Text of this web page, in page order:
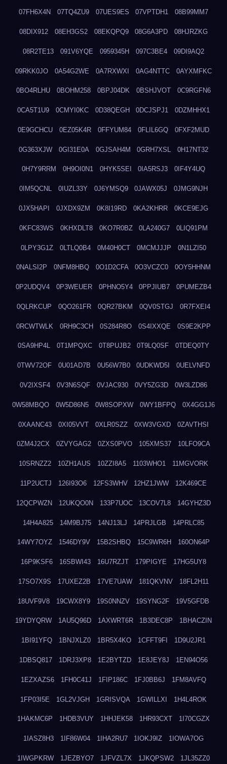
07FH6X4N 07TQ4ZU9 07UES9ES 07VPTDH1 08B99MM7
08DIX912 08EH3GS2 08EKQPQ9 08G6A3PD 08HJRZKG
08R2TE13 091V6YQE 0959345H 097C3BE4 09DI9AQ2
09RKK0JO 0A54G2WE 0A7RXWXI 0AG4NTTC 0AYXMFKC
0BO4RLHU 0BOHM258 0BPJ04DK 0BSHJVOT 0C9RGFN6
0CA5T1U9 0CMYI0KC 0D38QEGH 0DCJSPJ1 0DZMHHX1
0E9GCHCU 0EZ05K4R 0FFYUM84 0FLIL6GQ 0FXF2MUD
0G363XJW 0GI31E0A 0GJSAH4M 0GRH7XSL 0H17NT32
0H7Y9RRM 0H9OI0N1 0HYK5SEI 0IA5RSJ3 0IF4Y4UQ
0IM5QCNL 0IUZL33Y 0J6YMSQ9 0JAWX05J 0JMG9NJH
0JX5HAPI 0JXDX9ZM 0K8I19RD 0KA2KHRR 0KCE9EJG
0KFC83WS 0KHXDLT8 0KO7R0BZ 0LA240G7 0LIQ91PM
0LPY3G1Z 0LTLQ0B4 0M40H0CT 0MCMJJJP 0N1LZI50
0NALSI2P 0NFM8HBQ 0O1D2CFA 0O3VCZC0 0OY5HHNM
0P2UDQV4 0P3WEUER 0PHNO5Y4 0PPJIUB7 0PUMEZB4
0QLRKCUP 0QO261FR 0QR27BKM 0QV0STGJ 0R7FXEI4
0RCWTWLK 0RH9C3CH 0S284R8O 0S4IXXQE 0S9E2KPP
0SA9HP4L 0T1MPQXC 0T8PUJB2 0T9LQ0SF 0TDEQ0TY
0TWV72OF 0U01AD7B 0U56W7B0 0UDKWD5I 0UELVNFD
0V2IXSF4 0V3N6SQF 0VJAC930 0VY5ZG3D 0W3LZD86
0W58MBQO 0W5D86N5 0W8SOPXW 0WY1BFPQ 0X4GG1J6
0XAANC43 0XI05VVT 0XLR0SZZ 0XW3VGXD 0ZAVTHSI
0ZM4J2CX 0ZVYGAG2 0ZXS0PVO 105XMS37 10LFO9CA
10SRNZZ2 10ZH1AUS 10ZZI8A5 1103WHO1 11MGVORK
11P2UCTJ 126I93O6 12FS3WHV 12HZ1JWW 12K469CE
12QCPWZN 12UKQO0N 133P7UOC 13COV7L8 14GYHZ3D
14H4A825 14M9BJ75 14NJ13LJ 14PRJLGB 14PRLC85
14WY7OYZ 1546DY9V 15B2SHBQ 15C9WR6H 160ON64P
16P9KSF6 16SBWI43 16U7RZJT 179PIGYE 17HG5UY8
17SO7X9S 17UXEZ2B 17VE7UAW 181QKVNV 18FL2H11
18UVF9V8 19CWX8Y9 19S0NNZV 19SYNG2F 19V5GFDB
19YDYQRW 1AU5Q96D 1AXWRT6R 1B3DEC8P 1BHACZIN
1BI91YFQ 1BNJXLZ0 1BR5X4KO 1CFFT9FI 1D9U2JR1
1DBSQ817 1DRJ3XP8 1E2BYTZD 1E8JEY8J 1EN94O56
1EZXAZS6 1FH0C41J 1FIP186C 1FJ0BB6J 1FM8AVFQ
1FP03I5E 1GL2VJGH 1GRISVQA 1GWILLXI 1H4L4ROK
1HAKMC6P 1HDB3VUY 1HHJEK58 1HR93CXT 1I70CGZX
1IASZ8H3 1IF86W04 1IHA2RU7 1IOKJ9IZ 1IOWA7OG
1IWGPKRW 1JEZBYO7 1JFVZL7X 1JKQPSW2 1JL35ZZ0